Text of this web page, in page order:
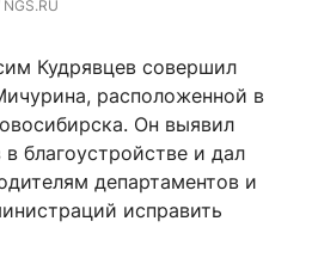
Кудрявцев совершил
расположенной в
Он выявил
благоустройстве и дал
департаментов и
исправить